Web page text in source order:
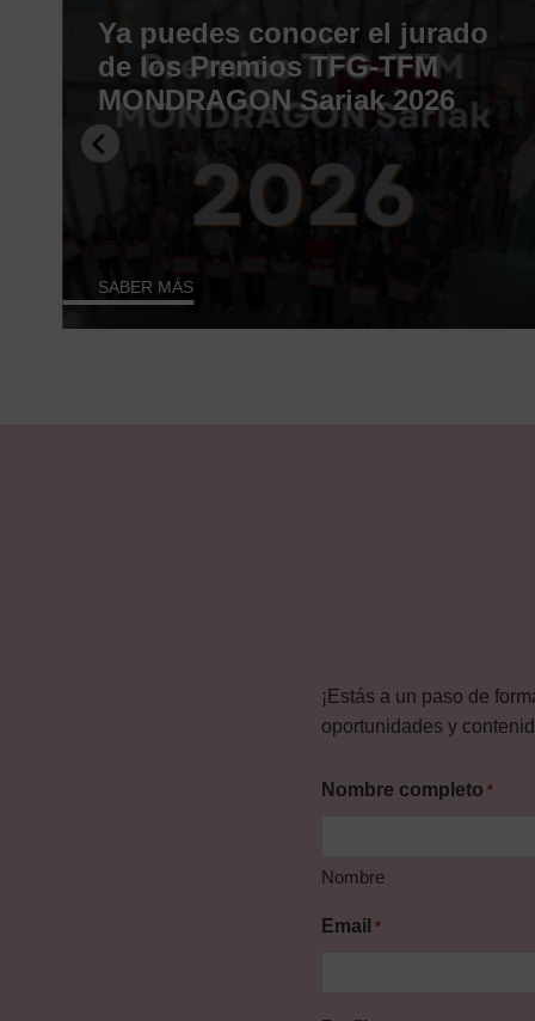
Ya puedes conocer el jurado
de los Premios TFG-TFM
MONDRAGON Sariak 2026
SABER MÁS
¡Estás a un paso de
oportunidades y
Nombre completo *
Nombre
Email *